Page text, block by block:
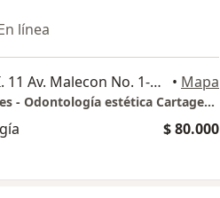
línea
Bocagrande, CII. 11 Av. Malecon No. 1-19 Edificio Pedro Heredia • Mapa
Implantes dentales - Odontología estética Cartagena Dra Johanna Calderón
$ 80.000